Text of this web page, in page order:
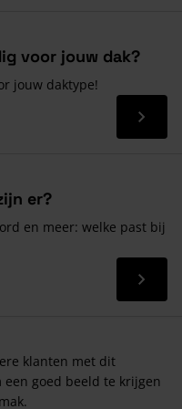
voor jouw dak?
jouw daktype!
Lees
er?
en meer: welke past bij
Lees
klanten met dit
goed beeld te krijgen